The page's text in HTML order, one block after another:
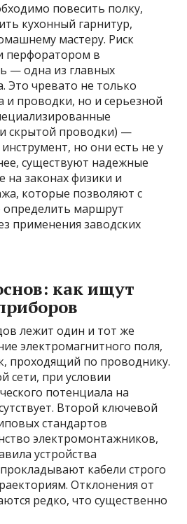
повесить полку,
кухонный гарнитур,
мастеру. Риск
перфоратором в
— одна из главных
Это чревато не только
и проводки, но и серьезной
скрытой проводки) —
но они есть не у
существуют надежные
законах физики и
которые позволяют с
маршрут
применения заводских
как ищут
лежит один и тот же
электромагнитного поля,
проходящий по проводнику.
сети, при условии
потенциала на
Второй ключевой
стандартов
электромонтажников,
устройства
кабели строго
Отклонения от
редко, что существенно